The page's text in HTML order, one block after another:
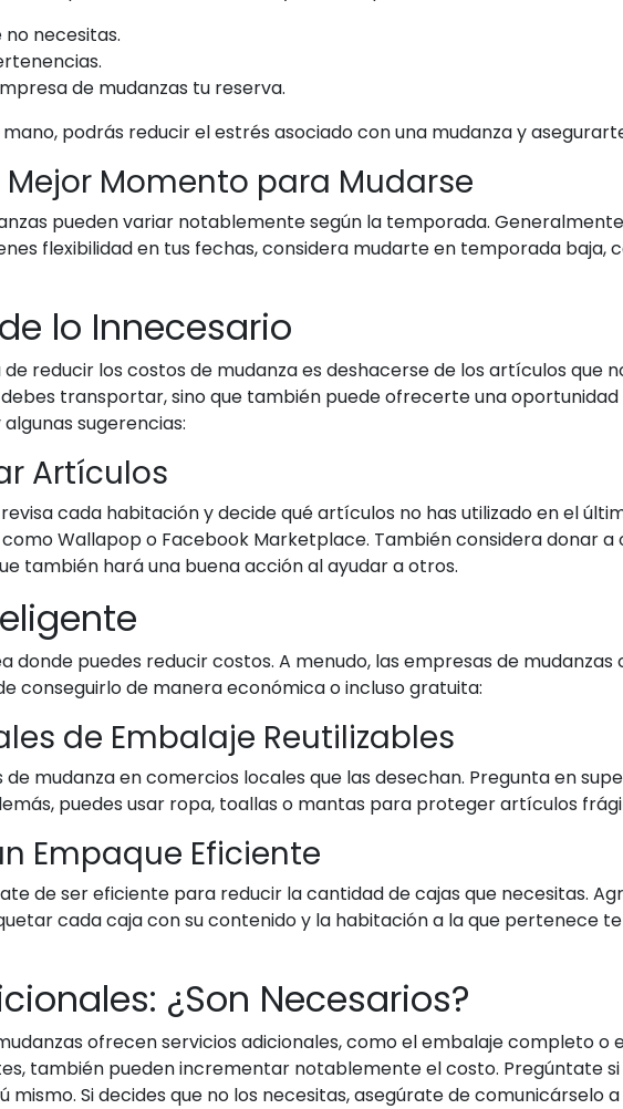
no necesitas.
de mudanzas tu reserva.
podrás reducir el estrés asociado con una mudanza y
Momento para Mudarse
pueden variar notablemente según la temporada.
flexibilidad en tus fechas, considera mudarte en temporada
lo Innecesario
reducir los costos de mudanza es deshacerse de los artículos que
transportar, sino que también puede ofrecerte una
sugerencias:
Artículos
cada habitación y decide qué artículos no has utilizado en el
Wallapop o Facebook Marketplace. También considera donar a
también hará una buena acción al ayudar a otros.
donde puedes reducir costos. A menudo, las empresas de
conseguirlo de manera económica o incluso gratuita:
de Embalaje Reutilizables
de mudanza en comercios locales que las desechan. Pregunta en
puedes usar ropa, toallas o mantas para proteger artículos
Empaque Eficiente
de ser eficiente para reducir la cantidad de cajas que necesitas.
cada caja con su contenido y la habitación a la que pertenece
¿Son Necesarios?
ofrecen servicios adicionales, como el embalaje completo o
también pueden incrementar notablemente el costo. Pregúntate
mismo. Si decides que no los necesitas, asegúrate de comunicárselo